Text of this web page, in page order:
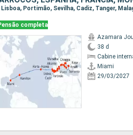
completa
Azamara
38 d
Cabine
Miami
29/03/2027